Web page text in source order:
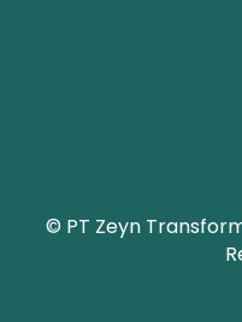
© PT Zeyn